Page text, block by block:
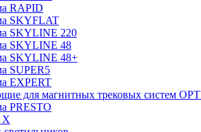
RAPID
SKYFLAT
SKYLINE 220
SKYLINE 48
SKYLINE 48+
SUPER5
EXPERT
для магнитных трековых систем
PRESTO
X